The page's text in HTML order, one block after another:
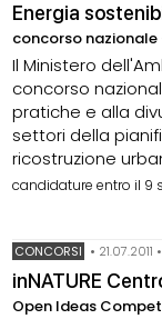
Energia
concorso nazionale
Il Ministero
concorso
pratiche e alla
settori della
ricostruzione
candidature entro il 9
CONCORSI • 21.07.2011 •
inNATURE
Open Ideas